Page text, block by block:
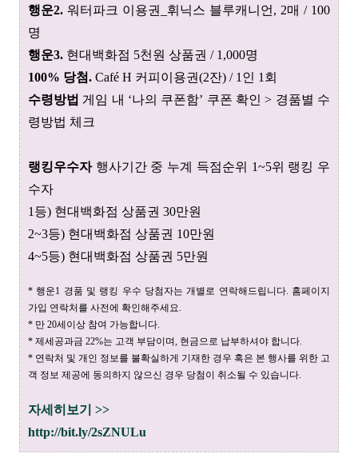
행운2. 워터파크 이용권_휘닉스 블루캐니언, 2매 / 100
명
행운3. 현대백화점 5천원 상품권 / 1,000명
100% 당첨. Café H 커피이용권(2잔) / 1인 1회
수령방법 게임 내 ‘나의 쿠폰함’ 쿠폰 확인 > 경품별 수
령방법 체크
랭킹우수자행사기간 중 누계 득점순위 1~5위 랭킹 우
수자
1등) 현대백화점 상품권 30만원
2~3등) 현대백화점 상품권 10만원
4~5등) 현대백화점 상품권 5만원
* 행운1 경품 및 랭킹 우수 당첨자는 개별로 연락해드립니다. 홈페이지
가입 연락처를 사전에 확인해주세요.
* 만 20세이상 참여 가능합니다.
* 제세공과금 22%는 고객 부담이며, 현금으로 납부하셔야 합니다.
* 연락처 및 개인 정보를 불확실하게 기재한 경우 혹은 본 행사를 위한 고
객 정보 제공에 동의하지 않으신 경우 당첨이 취소될 수 있습니다.
자세히보기 >>
http://bit.ly/2sZNULu